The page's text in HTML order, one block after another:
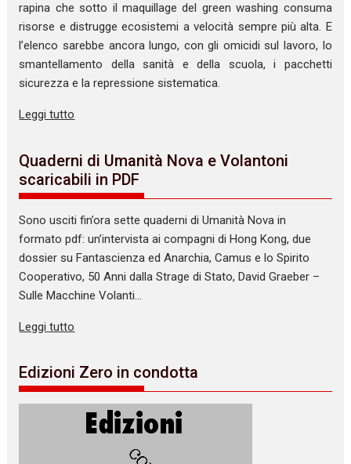
rapina che sotto il maquillage del green washing consuma
risorse e distrugge ecosistemi a velocità sempre più alta. E
l’elenco sarebbe ancora lungo, con gli omicidi sul lavoro, lo
smantellamento della sanità e della scuola, i pacchetti
sicurezza e la repressione sistematica.
Leggi tutto
Quaderni di Umanità Nova e Volantoni
scaricabili in PDF
Sono usciti fin’ora sette quaderni di Umanità Nova in
formato pdf: un’intervista ai compagni di Hong Kong, due
dossier su Fantascienza ed Anarchia, Camus e lo Spirito
Cooperativo, 50 Anni dalla Strage di Stato, David Graeber –
Sulle Macchine Volanti…
Leggi tutto
Edizioni Zero in condotta